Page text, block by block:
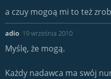
a czuy mogoą mi to też
adio 19 września 2010
Myślę, że mogą.
Każdy nadawca ma swój